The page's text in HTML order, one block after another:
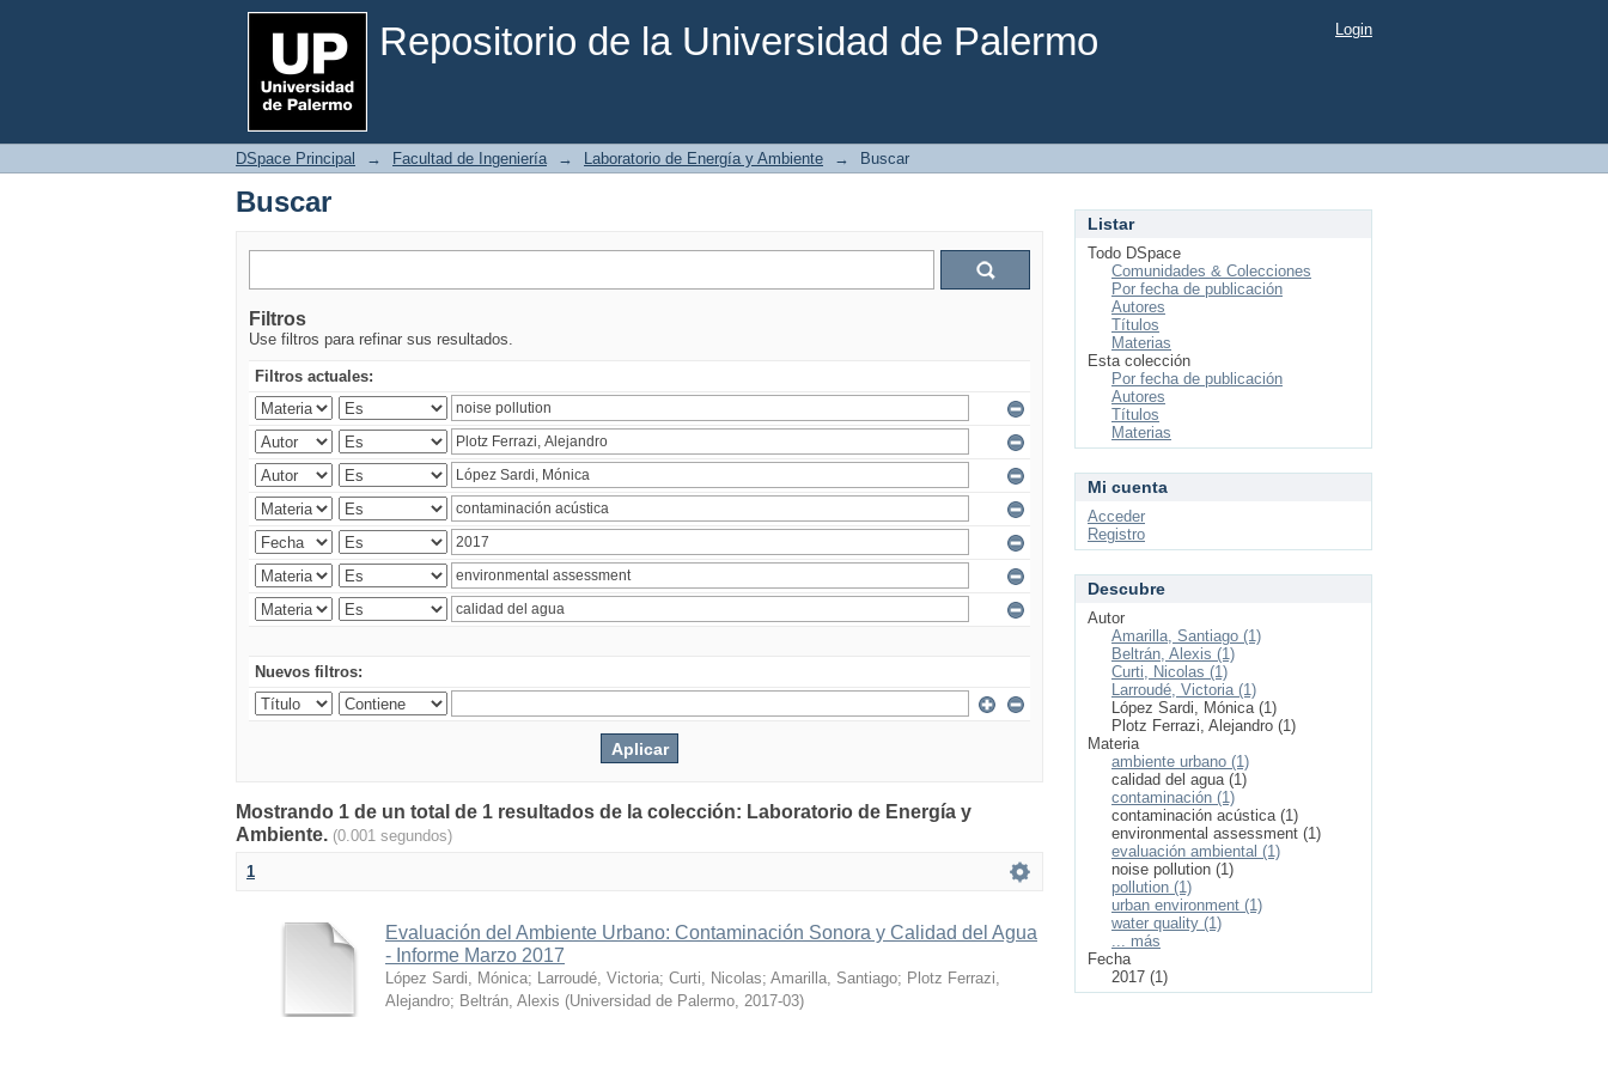
Repositorio de la Universidad de Palermo
Buscar Login
DSpace Principal → Facultad de Ingeniería → Laboratorio de Energía y Ambiente → Buscar
Buscar
Filtros
Use filtros para refinar sus resultados.
Filtros actuales:
Nuevos filtros:
Mostrando 1 de un total de 1 resultados de la colección: Laboratorio de Energía y
Ambiente. (0.001 segundos)
1
Evaluación del Ambiente Urbano: Contaminación Sonora y Calidad del Agua
- Informe Marzo 2017
López Sardi, Mónica; Larroudé, Victoria; Curti, Nicolas; Amarilla, Santiago; Plotz Ferrazi,
Alejandro; Beltrán, Alexis (Universidad de Palermo, 2017-03)
Listar
Todo DSpace
Comunidades & Colecciones
Por fecha de publicación
Autores
Títulos
Materias
Esta colección
Por fecha de publicación
Autores
Títulos
Materias
Mi cuenta
Acceder
Registro
Descubre
Autor
Amarilla, Santiago (1)
Beltrán, Alexis (1)
Curti, Nicolas (1)
Larroudé, Victoria (1)
López Sardi, Mónica (1)
Plotz Ferrazi, Alejandro (1)
Materia
ambiente urbano (1)
calidad del agua (1)
contaminación (1)
contaminación acústica (1)
environmental assessment (1)
evaluación ambiental (1)
noise pollution (1)
pollution (1)
urban environment (1)
water quality (1)
... más
Fecha
2017 (1)